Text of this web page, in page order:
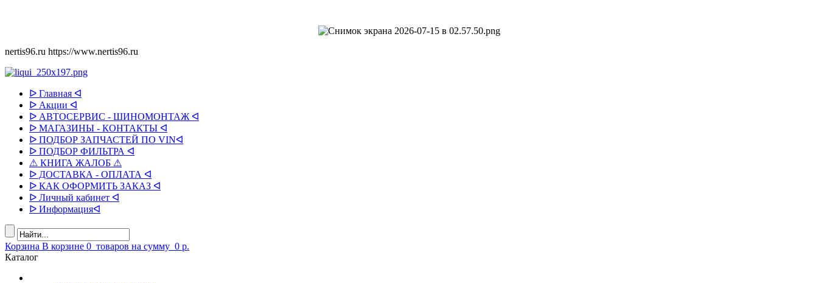
nertis96.ru https://www.nertis96.ru
ᐅ Главная ᐊ
ᐅ Акции ᐊ
ᐅ АВТОСЕРВИС - ШИНОМОНТАЖ ᐊ
ᐅ МАГАЗИНЫ - КОНТАКТЫ ᐊ
ᐅ ПОДБОР ЗАПЧАСТЕЙ ПО VINᐊ
ᐅ ПОДБОР ФИЛЬТРА ᐊ
⚠ КНИГА ЖАЛОБ ⚠
ᐅ ДОСТАВКА - ОПЛАТА ᐊ
ᐅ КАК ОФОРМИТЬ ЗАКАЗ ᐊ
ᐅ Личный кабинет ᐊ
ᐅ Информацияᐊ
Корзина В корзине 0 товаров на сумму 0 р.
Каталог